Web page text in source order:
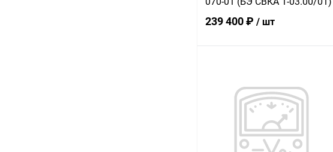
239 400 ₽ / шт
Купить в 1 клик К сравнению